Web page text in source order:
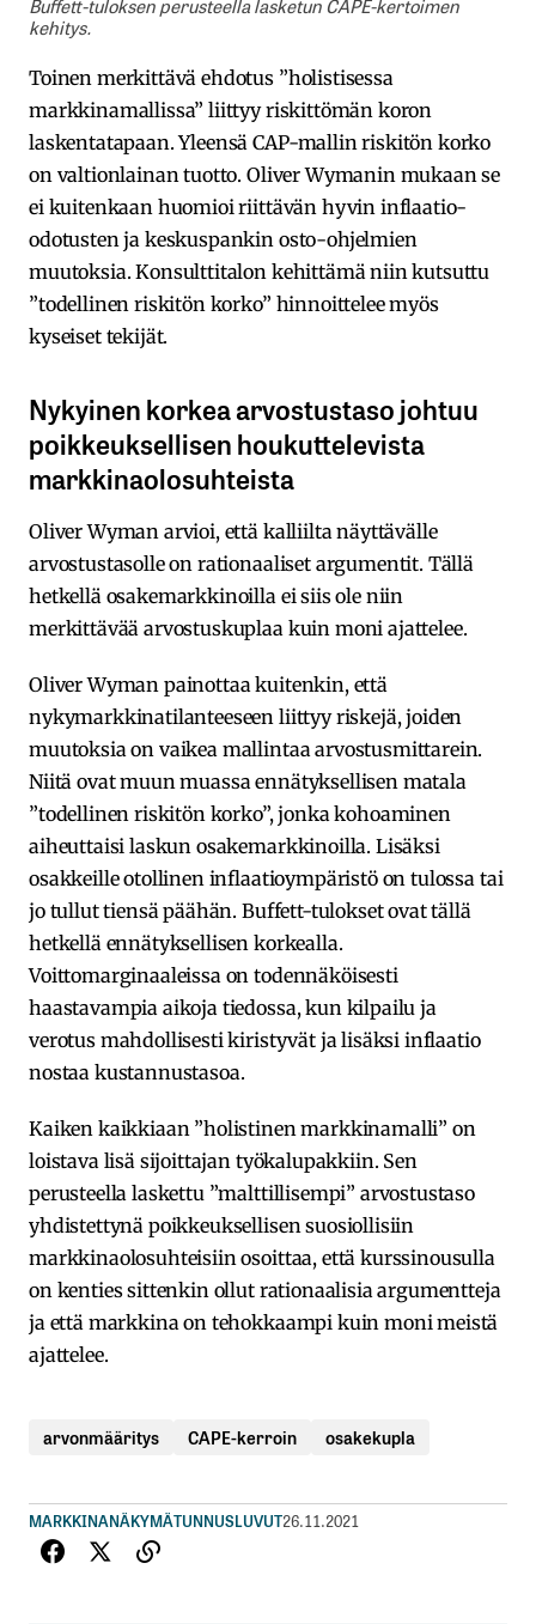
Buffett-tuloksen perusteella lasketun CAPE-kertoimen
kehitys.
Toinen merkittävä ehdotus ”holistisessa
markkinamallissa” liittyy riskittömän koron
laskentatapaan. Yleensä CAP-mallin riskitön korko
on valtionlainan tuotto. Oliver Wymanin mukaan se
ei kuitenkaan huomioi riittävän hyvin inflaatio-
odotusten ja keskuspankin osto-ohjelmien
muutoksia. Konsulttitalon kehittämä niin kutsuttu
”todellinen riskitön korko” hinnoittelee myös
kyseiset tekijät.
Nykyinen korkea arvostustaso johtuu
poikkeuksellisen houkuttelevista
markkinaolosuhteista
Oliver Wyman arvioi, että kalliilta näyttävälle
arvostustasolle on rationaaliset argumentit. Tällä
hetkellä osakemarkkinoilla ei siis ole niin
merkittävää arvostuskuplaa kuin moni ajattelee.
Oliver Wyman painottaa kuitenkin, että
nykymarkkinatilanteeseen liittyy riskejä, joiden
muutoksia on vaikea mallintaa arvostusmittarein.
Niitä ovat muun muassa ennätyksellisen matala
”todellinen riskitön korko”, jonka kohoaminen
aiheuttaisi laskun osakemarkkinoilla. Lisäksi
osakkeille otollinen inflaatioympäristö on tulossa tai
jo tullut tiensä päähän. Buffett-tulokset ovat tällä
hetkellä ennätyksellisen korkealla.
Voittomarginaaleissa on todennäköisesti
haastavampia aikoja tiedossa, kun kilpailu ja
verotus mahdollisesti kiristyvät ja lisäksi inflaatio
nostaa kustannustasoa.
Kaiken kaikkiaan ”holistinen markkinamalli” on
loistava lisä sijoittajan työkalupakkiin. Sen
perusteella laskettu ”malttillisempi” arvostustaso
yhdistettynä poikkeuksellisen suosiollisiin
markkinaolosuhteisiin osoittaa, että kurssinousulla
on kenties sittenkin ollut rationaalisia argumentteja
ja että markkina on tehokkaampi kuin moni meistä
ajattelee.
arvonmääritys CAPE-kerroin osakekupla
MARKKINANÄKYMÄTUNNUSLUVUT26.11.2021